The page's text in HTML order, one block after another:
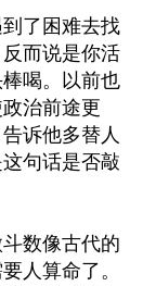
了困难去找
而说是你活
喝。以前也
治前途更
诉他多替人
句话是否敲
数像古代的
人算命了。